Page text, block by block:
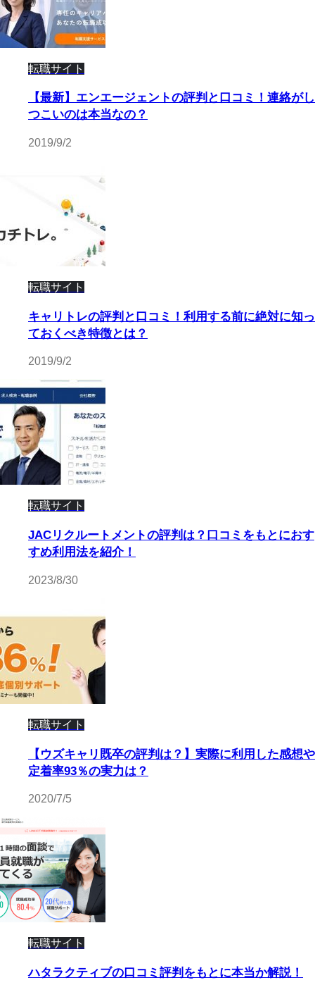
転職サイト
【最新】エンエージェントの評判と口コミ！連絡がし
つこいのは本当なの？
2019/9/2
転職サイト
キャリトレの評判と口コミ！利用する前に絶対に知っ
ておくべき特徴とは？
2019/9/2
転職サイト
JACリクルートメントの評判は？口コミをもとにおす
すめ利用法を紹介！
2023/8/30
転職サイト
【ウズキャリ既卒の評判は？】実際に利用した感想や
定着率93％の実力は？
2020/7/5
転職サイト
ハタラクティブの口コミ評判をもとに本当か解説！